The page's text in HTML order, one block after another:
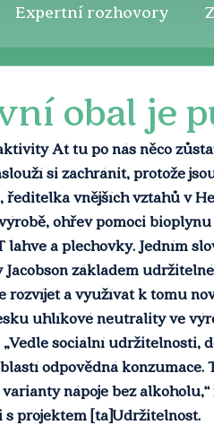
Expertní rozhovory
obal je
Ať tu po nás něco
si zachránit, protože
vnějších vztahů v
ohřev pomoci
lahve a plechovky. Jedním
základem
rozvíjet a využívat k tomu
uhlíkové neutrality ve
sociální udržitelnosti,
odpovědná konzumace.
nápoje bez
s projektem [ta]Udržitelnost.